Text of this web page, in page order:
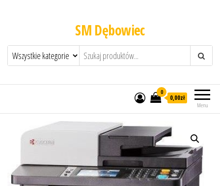
SM Dębowiec
Menu
0
0,00zł